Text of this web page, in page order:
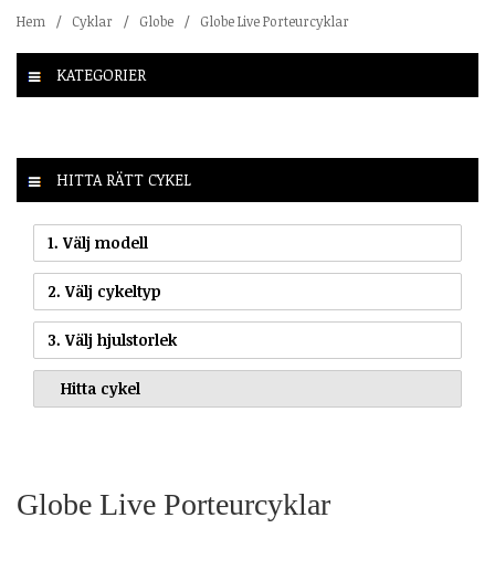
Hem / Cyklar / Globe / Globe Live Porteurcyklar
KATEGORIER
HITTA RÄTT CYKEL
1. Välj modell
2. Välj cykeltyp
3. Välj hjulstorlek
Globe Live Porteurcyklar